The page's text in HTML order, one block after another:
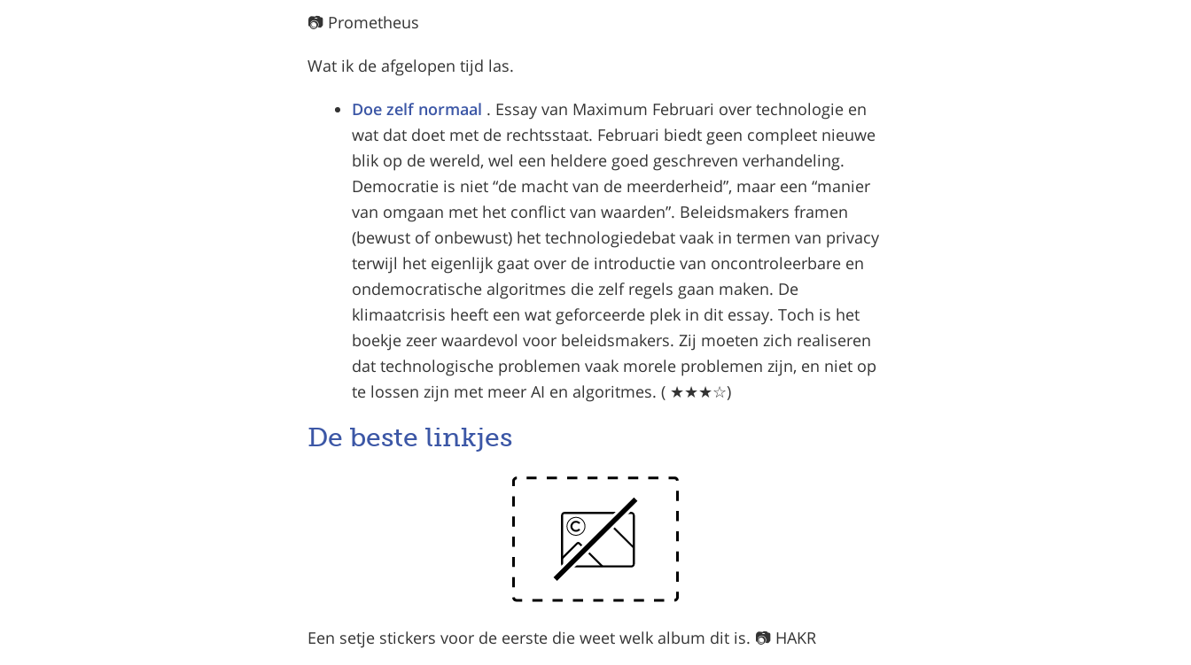
📷 Prometheus
Wat ik de afgelopen tijd las.
Doe zelf normaal . Essay van Maximum Februari over technologie en
wat dat doet met de rechtsstaat. Februari biedt geen compleet nieuwe
blik op de wereld, wel een heldere goed geschreven verhandeling.
Democratie is niet “de macht van de meerderheid”, maar een “manier
van omgaan met het conflict van waarden”. Beleidsmakers framen
(bewust of onbewust) het technologiedebat vaak in termen van privacy
terwijl het eigenlijk gaat over de introductie van oncontroleerbare en
ondemocratische algoritmes die zelf regels gaan maken. De
klimaatcrisis heeft een wat geforceerde plek in dit essay. Toch is het
boekje zeer waardevol voor beleidsmakers. Zij moeten zich realiseren
dat technologische problemen vaak morele problemen zijn, en niet op
te lossen zijn met meer AI en algoritmes. ( ★★★☆)
De beste linkjes
Een setje stickers voor de eerste die weet welk album dit is. 📷 HAKR